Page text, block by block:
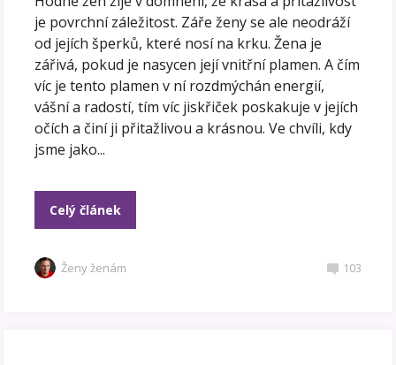
je povrchní záležitost. Záře ženy se ale neodráží
od jejích šperků, které nosí na krku. Žena je
zářivá, pokud je nasycen její vnitřní plamen. A čím
víc je tento plamen v ní rozdmýchán energií,
vášní a radostí, tím víc jiskřiček poskakuje v jejích
očích a činí ji přitažlivou a krásnou. Ve chvíli, kdy
jsme jako...
Celý článek
Ženy ženám 103